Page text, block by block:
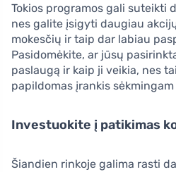
Tokios programos gali suteikti
nes galite įsigyti daugiau
mokesčių ir taip dar labiau
Pasidomėkite, ar jūsų
paslaugą ir kaip ji veikia, nes
papildomas įrankis
Investuokite į patikimas
Šiandien rinkoje galima rasti